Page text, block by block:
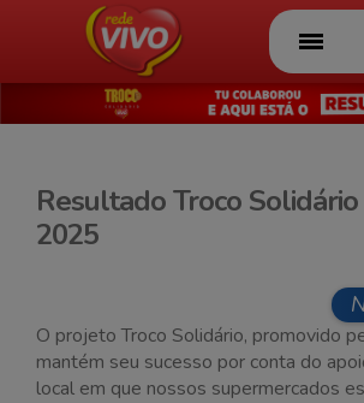
Ações
Resultado Troco
2025
O projeto Troco Solidário, promovido
mantém seu sucesso por conta do
local em que nossos supermercados